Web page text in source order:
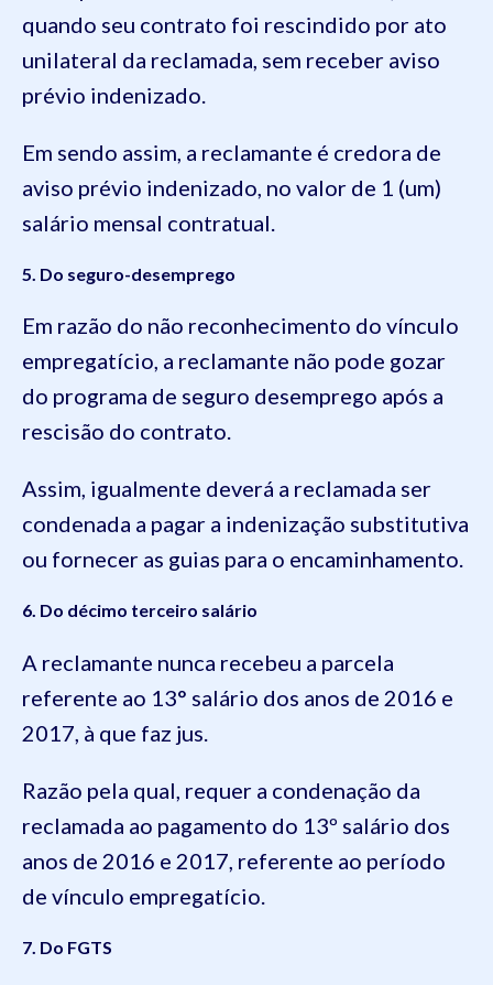
quando seu contrato foi rescindido por ato
unilateral da reclamada, sem receber aviso
prévio indenizado.
Em sendo assim, a reclamante é credora de
aviso prévio indenizado, no valor de 1 (um)
salário mensal contratual.
5. Do seguro-desemprego
Em razão do não reconhecimento do vínculo
empregatício, a reclamante não pode gozar
do programa de seguro desemprego após a
rescisão do contrato.
Assim, igualmente deverá a reclamada ser
condenada a pagar a indenização substitutiva
ou fornecer as guias para o encaminhamento.
6. Do décimo terceiro salário
A reclamante nunca recebeu a parcela
referente ao 13° salário dos anos de 2016 e
2017, à que faz jus.
Razão pela qual, requer a condenação da
reclamada ao pagamento do 13º salário dos
anos de 2016 e 2017, referente ao período
de vínculo empregatício.
7. Do FGTS